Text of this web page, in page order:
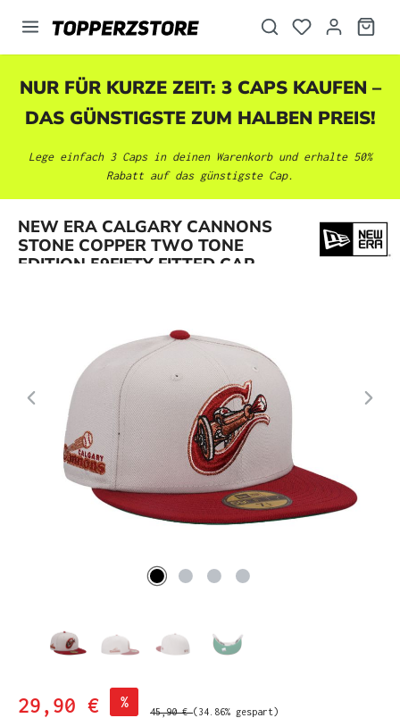
springen
NUR FÜR KURZE ZEIT: 3 CAPS KAUFEN –
DAS GÜNSTIGSTE ZUM HALBEN PREIS!
Lege einfach 3 Caps in deinen Warenkorb und erhalte 50%
Rabatt auf das günstigste Cap.
NEW ERA CALGARY CANNONS
STONE COPPER TWO TONE
EDITION 59FIFTY FITTED CAP
Bildergalerie überspringen
29,90 € %
45,90 €(34.86% gespart)